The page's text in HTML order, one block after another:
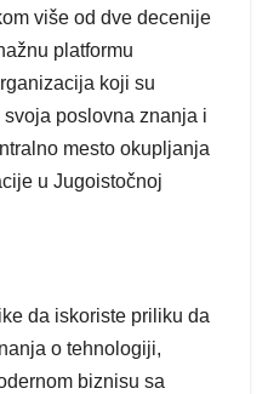
više od dve decenije
platformu
koji su
poslovna znanja i
mesto okupljanja
u Jugoistočnoj
da iskoriste priliku da
o tehnologiji,
biznisu sa